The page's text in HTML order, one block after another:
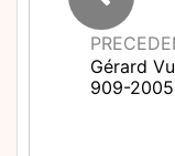
Gérard
909-